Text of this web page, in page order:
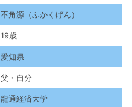
不角源（ふかくげん）
19歳
愛知県
父・自分
龍通経済大学